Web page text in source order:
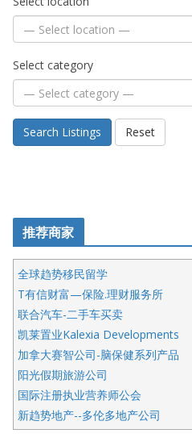
Select category
Search Listings Reset
推荐商家
全球趋势移民留学
T有信财富—保险.理财服务所
联合汽车-二手车买卖
凯莱置业Kalexia Developments
加拿大赛智公司-脑保健系列产品
阳光假期旅游公司
国际注册执业营养师公会
新趋势地产--多伦多地产公司